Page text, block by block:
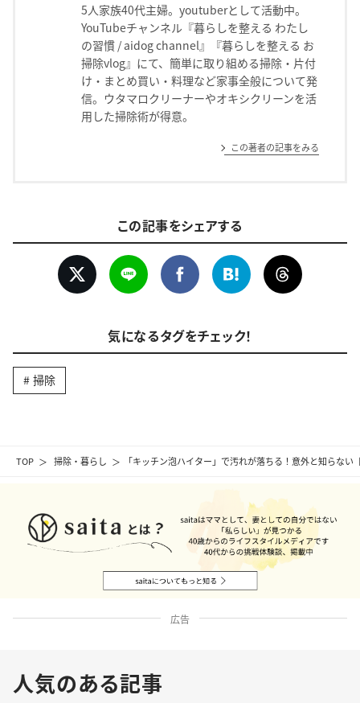
TOP 掃除・暮らし 「キッチン泡ハイター」で汚れが落ちる！意外と知らない
5人家族40代主婦。youtuberとして活動中。
YouTubeチャンネル『暮らしを整える わたし
の習慣 / aidog channel』『暮らしを整える お
掃除vlog』にて、簡単に取り組める掃除・片付
け・まとめ買い・料理など家事全般について発
信。ウタマロクリーナーやオキシクリーンを活
用した掃除術が得意。
この著者の記事をみる
この記事をシェアする
気になるタグをチェック！
掃除
広告
人気のある記事